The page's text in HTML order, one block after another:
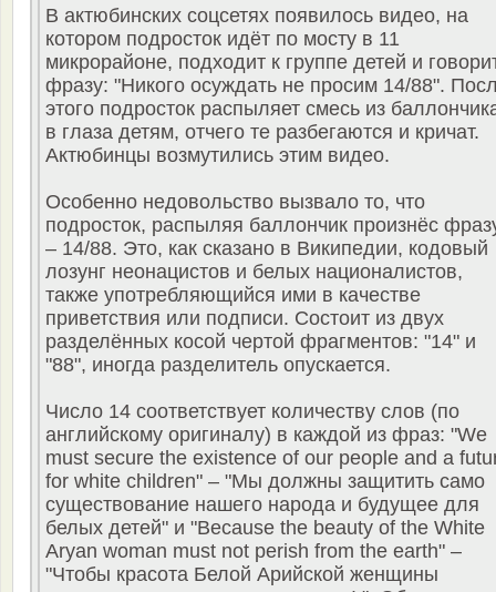
В актюбинских соцсетях появилось видео, на
котором подросток идёт по мосту в 11
микрорайоне, подходит к группе детей и
фразу: "Никого осуждать не просим 14/88".
этого подросток распыляет смесь из
в глаза детям, отчего те разбегаются и кричат.
Актюбинцы возмутились этим видео.
Особенно недовольство вызвало то, что
подросток, распыляя баллончик произнёс
– 14/88. Это, как сказано в Википедии, кодовый
лозунг неонацистов и белых националистов,
также употребляющийся ими в качестве
приветствия или подписи. Состоит из двух
разделённых косой чертой фрагментов: "14" и
"88", иногда разделитель опускается.
Число 14 соответствует количеству слов (по
английскому оригиналу) в каждой из фраз: "We
must secure the existence of our people and a
for white children" – "Мы должны защитить само
существование нашего народа и будущее для
белых детей" и "Because the beauty of the White
Aryan woman must not perish from the earth" –
"Чтобы красота Белой Арийской женщины